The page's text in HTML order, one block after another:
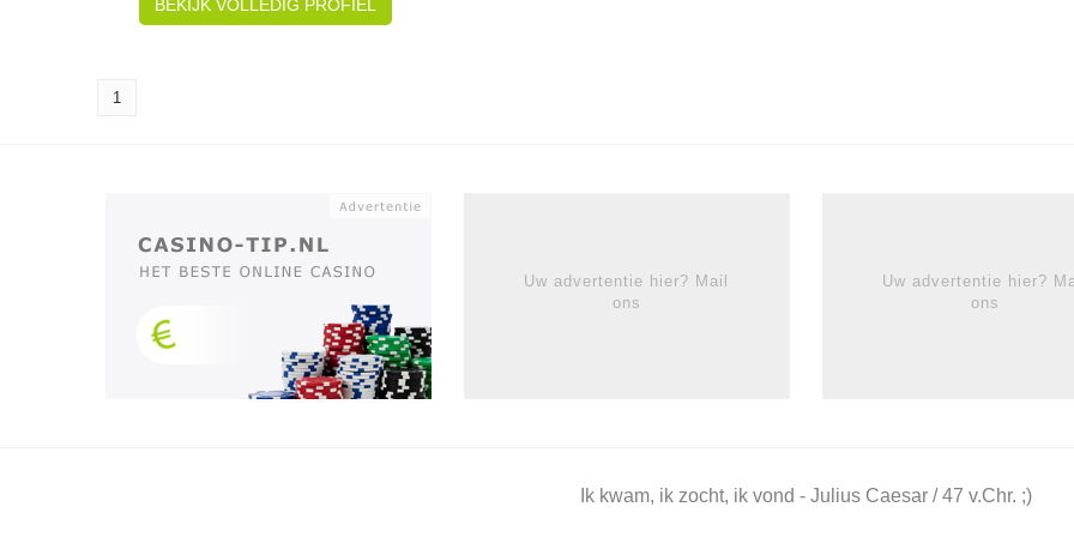
BEKIJK VOLLEDIG PROFIEL
1
Uw advertentie hier? Mail
ons
Uw advertentie hier?
ons
Ik kwam, ik zocht, ik vond - Julius Caesar / 47 v.Chr. ;)